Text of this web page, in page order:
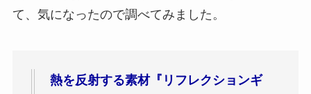
て、気になったので調べてみました。
熱を反射する素材『リフレクションギ